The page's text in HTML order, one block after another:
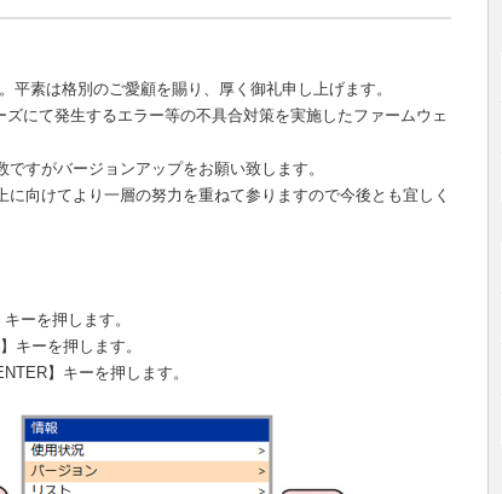
素は格別のご愛顧を賜り、厚く御礼申し上げます。
にて発生するエラー等の不具合対策を実施したファームウェ
すがバージョンアップをお願い致します。
向けてより一層の努力を重ねて参りますので今後とも宜しく
ーを押します。
キーを押します。
】キーを押します。